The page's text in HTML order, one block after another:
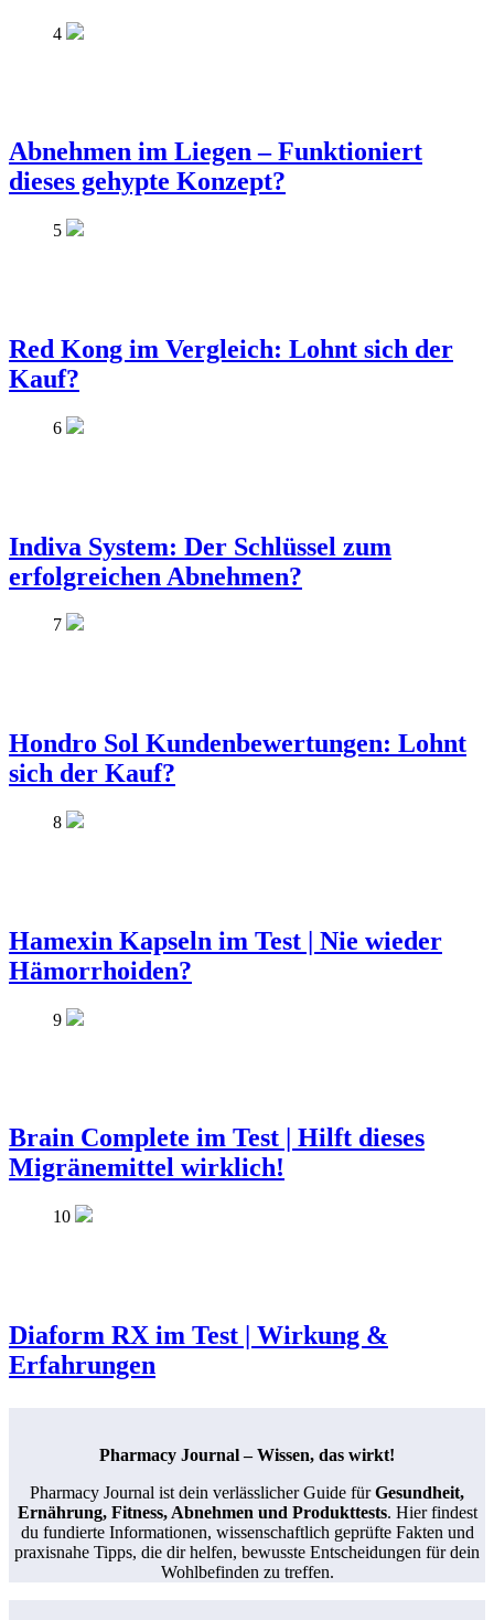
4
Abnehmen im Liegen – Funktioniert
dieses gehypte Konzept?
5
Red Kong im Vergleich: Lohnt sich der
Kauf?
6
Indiva System: Der Schlüssel zum
erfolgreichen Abnehmen?
7
Hondro Sol Kundenbewertungen: Lohnt
sich der Kauf?
8
Hamexin Kapseln im Test | Nie wieder
Hämorrhoiden?
9
Brain Complete im Test | Hilft dieses
Migränemittel wirklich!
10
Diaform RX im Test | Wirkung &
Erfahrungen
Pharmacy Journal – Wissen, das wirkt!
Pharmacy Journal ist dein verlässlicher Guide fürGesundheit,
Ernährung, Fitness, Abnehmen und Produkttests. Hier findest
du fundierte Informationen, wissenschaftlich geprüfte Fakten und
praxisnahe Tipps, die dir helfen, bewusste Entscheidungen für dein
Wohlbefinden zu treffen.